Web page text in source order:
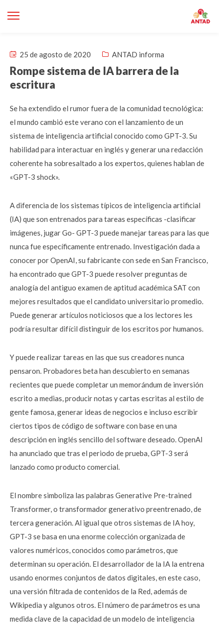
25 de agosto de 2020 ANTAD informa
Rompe sistema de IA barrera de la
escritura
Se ha extendido el rumor fuera de la comunidad tecnológica:
el mundo cambió este verano con el lanzamiento de un
sistema de inteligencia artificial conocido como GPT-3. Su
habilidad para interactuar en inglés y generar una redacción
coherente ha sobresaltado a los expertos, quienes hablan de
«GPT-3 shock».
A diferencia de los sistemas típicos de inteligencia artificial
(IA) que son entrenados para tareas específicas -clasificar
imágenes, jugar Go- GPT-3 puede manejar tareas para las que
nunca fue específicamente entrenado. Investigación dada a
conocer por OpenAI, su fabricante con sede en San Francisco,
ha encontrado que GPT-3 puede resolver preguntas de
analogía del antiguo examen de aptitud académica SAT con
mejores resultados que el candidato universitario promedio.
Puede generar artículos noticiosos que a los lectores les
podría resultar difícil distinguir de los escritos por humanos.
Y puede realizar tareas en las que sus creadores nunca
pensaron. Probadores beta han descubierto en semanas
recientes que puede completar un memorándum de inversión
escrito a medias, producir notas y cartas escritas al estilo de
gente famosa, generar ideas de negocios e incluso escribir
ciertos tipos de código de software con base en una
descripción en inglés sencillo del software deseado. OpenAI
ha anunciado que tras el periodo de prueba, GPT-3 será
lanzado como producto comercial.
El nombre simboliza las palabras Generative Pre-trained
Transformer, o transformador generativo preentrenado, de
tercera generación. Al igual que otros sistemas de IA hoy,
GPT-3 se basa en una enorme colección organizada de
valores numéricos, conocidos como parámetros, que
determinan su operación. El desarrollador de la IA la entrena
usando enormes conjuntos de datos digitales, en este caso,
una versión filtrada de contenidos de la Red, además de
Wikipedia y algunos otros. El número de parámetros es una
medida clave de la capacidad de un modelo de inteligencia